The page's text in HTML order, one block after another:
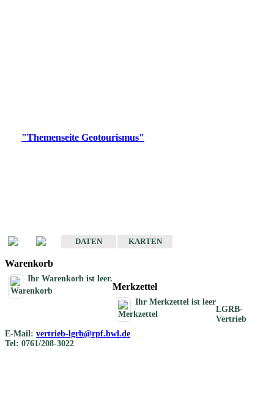
"Themenseite Geotourismus"
DATEN
KARTEN
Warenkorb
Ihr Warenkorb ist leer.
Merkzettel
Ihr Merkzettel ist leer
LGRB-
Vertrieb
E-Mail: vertrieb-lgrb@rpf.bwl.de
Tel: 0761/208-3022